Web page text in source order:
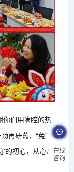
在线
咨询
你们用满腔的热
再研药，“兔”飞
的初心，从心出